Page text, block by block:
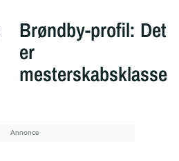
Brøndby-profil: Det
er
mesterskabsklasse